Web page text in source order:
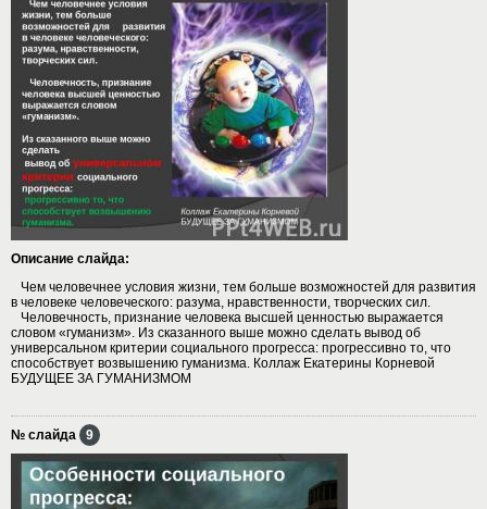
Описание слайда:
Чем человечнее условия жизни, тем больше возможностей для развития
в человеке человеческого: разума, нравственности, творческих сил.
Человечность, признание человека высшей ценностью выражается
словом «гуманизм». Из сказанного выше можно сделать вывод об
универсальном критерии социального прогресса: прогрессивно то, что
способствует возвышению гуманизма. Коллаж Екатерины Корневой
БУДУЩЕЕ ЗА ГУМАНИЗМОМ
№ слайда 9